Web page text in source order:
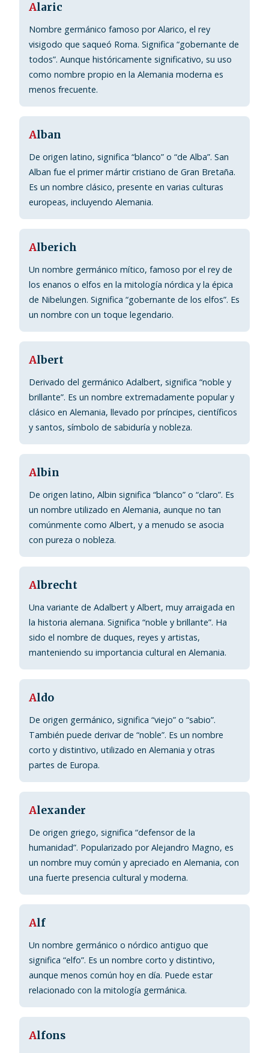
Alaric
Nombre germánico famoso por Alarico, el rey
visigodo que saqueó Roma. Significa “gobernante de
todos”. Aunque históricamente significativo, su uso
como nombre propio en la Alemania moderna es
menos frecuente.
Alban
De origen latino, significa “blanco” o “de Alba”. San
Alban fue el primer mártir cristiano de Gran Bretaña.
Es un nombre clásico, presente en varias culturas
europeas, incluyendo Alemania.
Alberich
Un nombre germánico mítico, famoso por el rey de
los enanos o elfos en la mitología nórdica y la épica
de Nibelungen. Significa “gobernante de los elfos”. Es
un nombre con un toque legendario.
Albert
Derivado del germánico Adalbert, significa “noble y
brillante”. Es un nombre extremadamente popular y
clásico en Alemania, llevado por príncipes, científicos
y santos, símbolo de sabiduría y nobleza.
Albin
De origen latino, Albin significa “blanco” o “claro”. Es
un nombre utilizado en Alemania, aunque no tan
comúnmente como Albert, y a menudo se asocia
con pureza o nobleza.
Albrecht
Una variante de Adalbert y Albert, muy arraigada en
la historia alemana. Significa “noble y brillante”. Ha
sido el nombre de duques, reyes y artistas,
manteniendo su importancia cultural en Alemania.
Aldo
De origen germánico, significa “viejo” o “sabio”.
También puede derivar de “noble”. Es un nombre
corto y distintivo, utilizado en Alemania y otras
partes de Europa.
Alexander
De origen griego, significa “defensor de la
humanidad”. Popularizado por Alejandro Magno, es
un nombre muy común y apreciado en Alemania, con
una fuerte presencia cultural y moderna.
Alf
Un nombre germánico o nórdico antiguo que
significa “elfo”. Es un nombre corto y distintivo,
aunque menos común hoy en día. Puede estar
relacionado con la mitología germánica.
Alfons